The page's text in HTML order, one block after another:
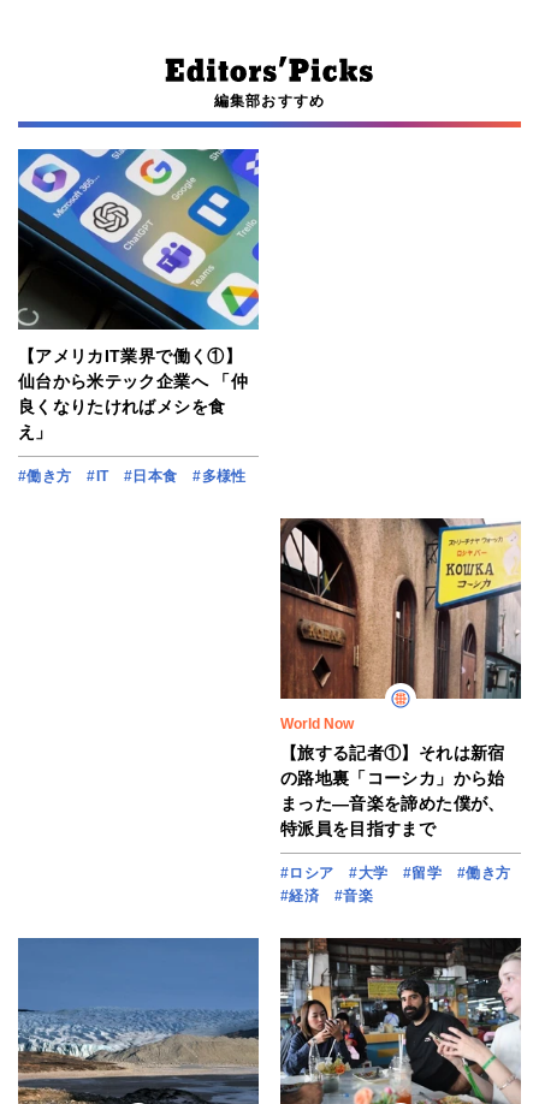
編集部おすすめ
【アメリカIT業界で働く①】
仙台から米テック企業へ 「仲
良くなりたければメシを食
え」
#働き方 #IT #日本食 #多様性
World Now
【旅する記者①】それは新宿
の路地裏「コーシカ」から始
まった―音楽を諦めた僕が、
特派員を目指すまで
#ロシア #大学 #留学
#働き方
#経済
#音楽